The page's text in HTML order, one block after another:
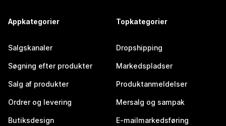
Appkategorier
Salgskanaler
Søgning efter produkter
Salg af produkter
Ordrer og levering
Butiksdesign
Topkategorier
Dropshipping
Markedspladser
Produktanmeldelser
Mersalg og sampak
E-mailmarkedsføring